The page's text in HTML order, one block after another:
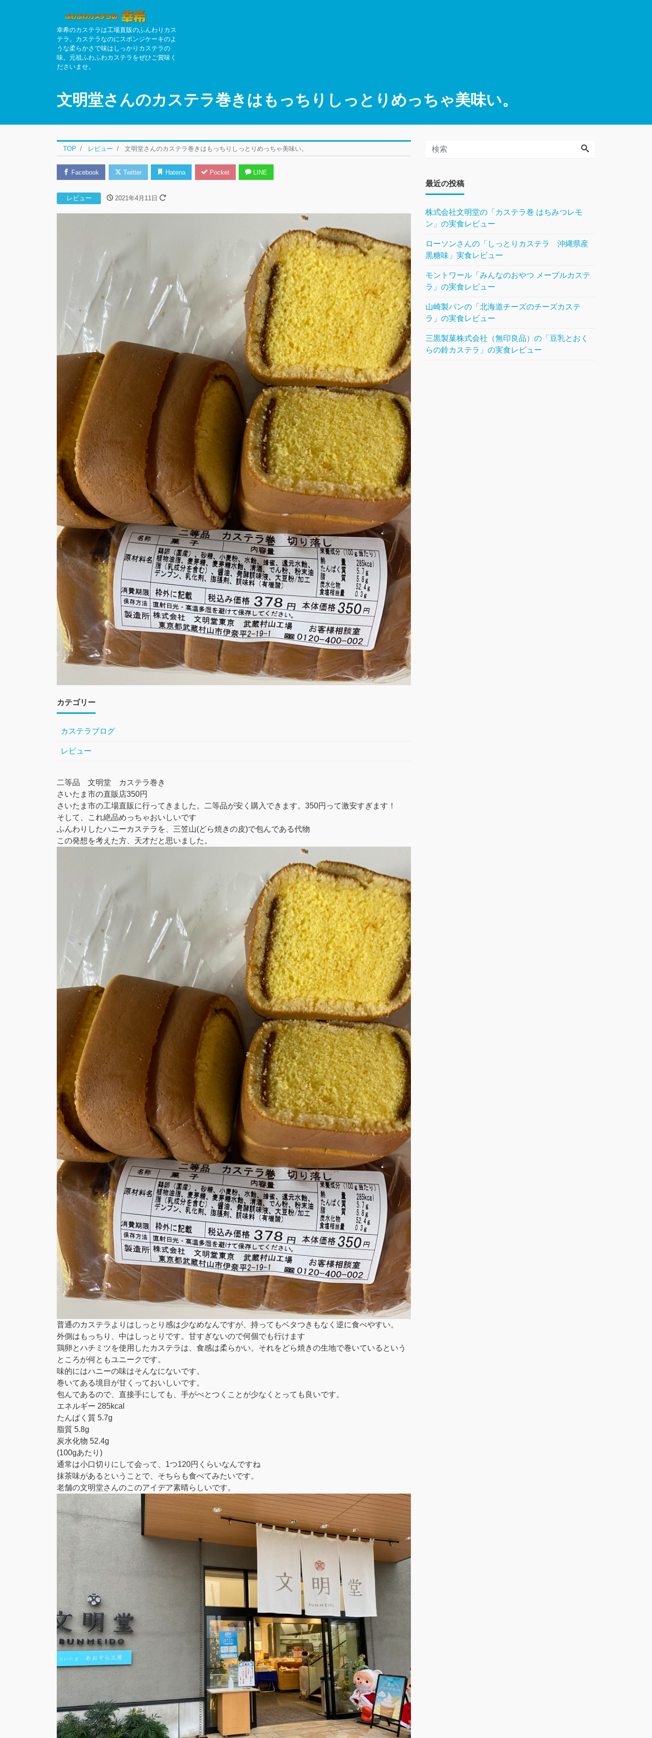
幸希のカステラは工場直販のふんわりカス
テラ。カステラなのにスポンジケーキのよ
うな柔らかさで味はしっかりカステラの
味。元祖ふわふわカステラをぜひご賞味く
ださいませ。
文明堂さんのカステラ巻きはもっちりしっとりめっちゃ美味い。
TOP レビュー 文明堂さんのカステラ巻きはもっちりしっとりめっちゃ美味い。
Facebook Twitter Hatena Pocket LINE
レビュー 2021年4月11日
カテゴリー
カステラブログ
レビュー
二等品 文明堂 カステラ巻き
さいたま市の直販店350円
さいたま市の工場直販に行ってきました。二等品が安く購入できます。350円って激安すぎます！
そして、これ絶品めっちゃおいしいです
ふんわりしたハニーカステラを、三笠山(どら焼きの皮)で包んである代物
この発想を考えた方、天才だと思いました。
普通のカステラよりはしっとり感は少なめなんですが、持ってもベタつきもなく逆に食べやすい。
外側はもっちり、中はしっとりです。甘すぎないので何個でも行けます
鶏卵とハチミツを使用したカステラは、食感は柔らかい。それをどら焼きの生地で巻いているという
ところが何ともユニークです。
味的にはハニーの味はそんなにないです。
巻いてある境目が甘くっておいしいです。
包んであるので、直接手にしても、手がべとつくことが少なくとっても良いです。
エネルギー 285kcal
たんぱく質 5.7g
脂質 5.8g
炭水化物 52.4g
(100gあたり)
通常は小口切りにして会って、1つ120円くらいなんですね
抹茶味があるということで、そちらも食べてみたいです。
老舗の文明堂さんのこのアイデア素晴らしいです。
最近の投稿
株式会社文明堂の「カステラ巻 はちみつレモ
ン」の実食レビュー
ローソンさんの「しっとりカステラ 沖縄県産
黒糖味」実食レビュー
モントワール「みんなのおやつ メープルカステ
ラ」の実食レビュー
山崎製パンの「北海道チーズのチーズカステ
ラ」の実食レビュー
三黒製菓株式会社（無印良品）の「豆乳とおく
らの鈴カステラ」の実食レビュー